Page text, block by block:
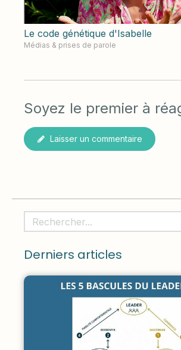
Le code génétique d'Isabelle
Médias & prises de parole
Soyez le premier à
Laisser un commentaire
Rechercher
Derniers articles